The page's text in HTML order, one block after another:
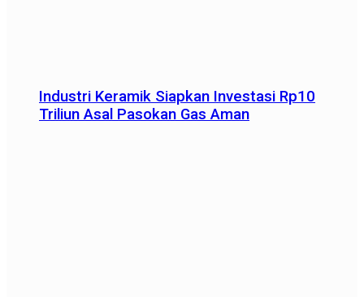
Industri Keramik Siapkan Investasi Rp10
Triliun Asal Pasokan Gas Aman